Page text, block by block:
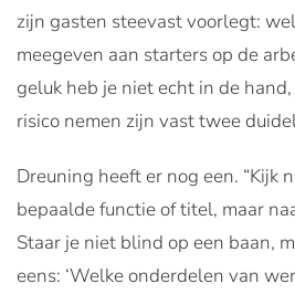
zijn gasten steevast voorlegt:
meegeven aan starters op de
geluk heb je niet echt in de
risico nemen zijn vast twee
Dreuning heeft er nog een. “Kijk
bepaalde functie of titel, maar
Staar je niet blind op een baan,
eens: ‘Welke onderdelen van